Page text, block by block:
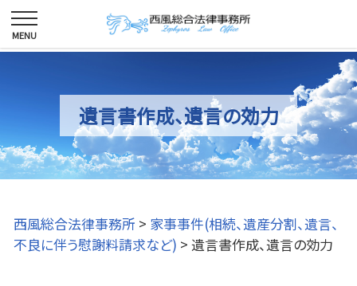
遺言書作成、遺言の効力
西風総合法律事務所 > 家事事件(相続、遺産分割、遺言、
不良に伴う慰謝料請求など) > 遺言書作成、遺言の効力